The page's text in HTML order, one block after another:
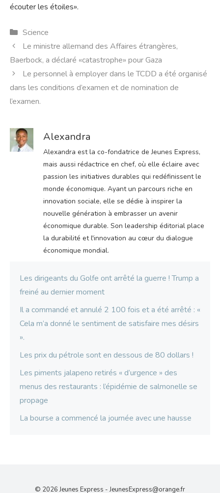
écouter les étoiles».
Catégories
Science
Le ministre allemand des Affaires étrangères,
Baerbock, a déclaré «catastrophe» pour Gaza
Le personnel à employer dans le TCDD a été organisé
dans les conditions d’examen et de nomination de
l’examen.
Alexandra
Alexandra est la co-fondatrice de Jeunes Express,
mais aussi rédactrice en chef, où elle éclaire avec
passion les initiatives durables qui redéfinissent le
monde économique. Ayant un parcours riche en
innovation sociale, elle se dédie à inspirer la
nouvelle génération à embrasser un avenir
économique durable. Son leadership éditorial place
la durabilité et l'innovation au cœur du dialogue
économique mondial.
Les dirigeants du Golfe ont arrêté la guerre ! Trump a
freiné au dernier moment
Il a commandé et annulé 2 100 fois et a été arrêté : «
Cela m’a donné le sentiment de satisfaire mes désirs
».
Les prix du pétrole sont en dessous de 80 dollars !
Les piments jalapeno retirés « d’urgence » des
menus des restaurants : l’épidémie de salmonelle se
propage
La bourse a commencé la journée avec une hausse
© 2026 Jeunes Express -JeunesExpress@orange.fr